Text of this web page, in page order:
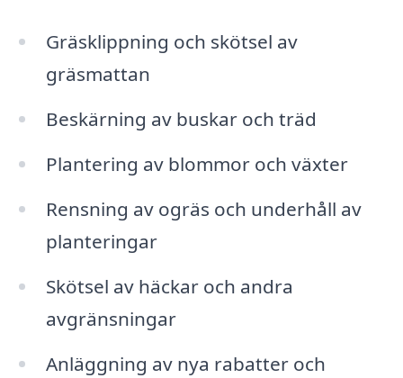
Gräsklippning och skötsel av
gräsmattan
Beskärning av buskar och träd
Plantering av blommor och växter
Rensning av ogräs och underhåll av
planteringar
Skötsel av häckar och andra
avgränsningar
Anläggning av nya rabatter och